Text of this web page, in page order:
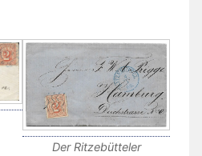
Der Ritzebütteler